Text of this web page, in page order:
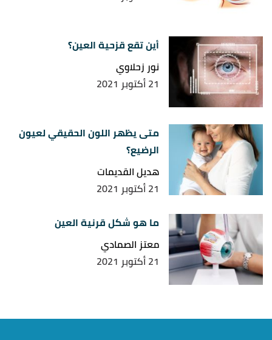
أين تقع قزحية العين؟
نور زحلاوي
21 أكتوبر 2021
متى يظهر اللون الحقيقي لعيون
الرضيع؟
هديل القديمات
21 أكتوبر 2021
ما هو شكل قرنية العين
معتز الصمادي
21 أكتوبر 2021